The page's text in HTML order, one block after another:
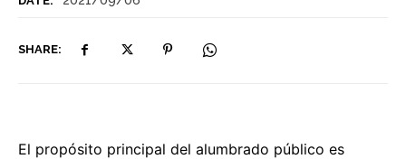
SHARE:
El propósito principal del alumbrado público es